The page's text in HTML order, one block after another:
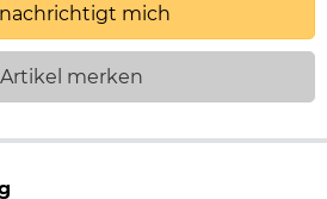
mich
Artikel merken